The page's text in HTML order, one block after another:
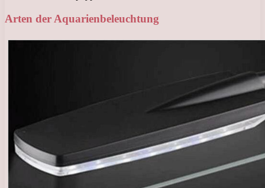
Arten der Aquarienbeleuchtung